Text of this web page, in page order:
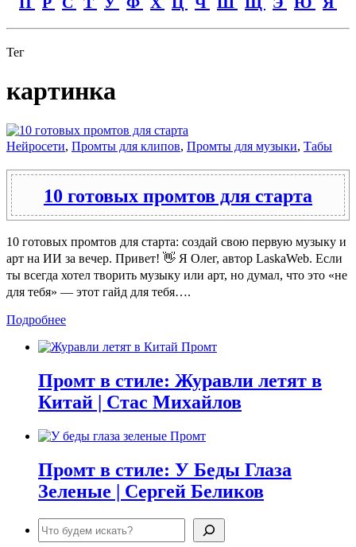
Тег
картинка
Нейросети, Промты для клипов, Промты для музыки, Табы
10 готовых промтов для старта
10 готовых промтов для старта: создай свою первую музыку и
арт на ИИ за вечер. Привет! 👋 Я Олег, автор LaskaWeb. Если
ты всегда хотел творить музыку или арт, но думал, что это «не
для тебя» — этот гайд для тебя….
Подробнее
Промт в стиле: Журавли летят в
Китай | Стас Михайлов
Промт в стиле: У Беды Глаза
Зеленые | Сергей Беликов
Поиск